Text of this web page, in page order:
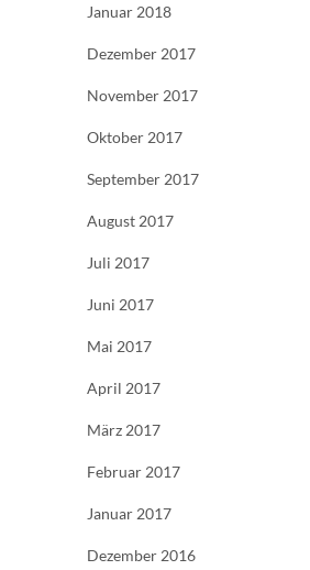
Januar 2018
Dezember 2017
November 2017
Oktober 2017
September 2017
August 2017
Juli 2017
Juni 2017
Mai 2017
April 2017
März 2017
Februar 2017
Januar 2017
Dezember 2016